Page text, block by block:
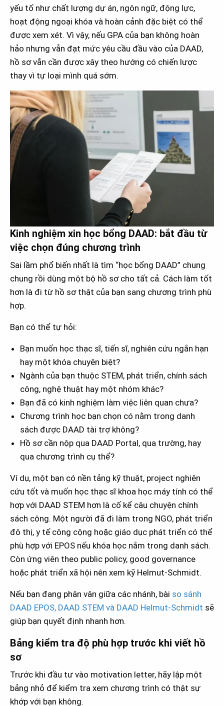
yếu tố như chất lượng dự án, ngôn ngữ, động lực,
hoạt động ngoại khóa và hoàn cảnh đặc biệt có thể
được xem xét. Vì vậy, nếu GPA của bạn không hoàn
hảo nhưng vẫn đạt mức yêu cầu đầu vào của DAAD,
hồ sơ vẫn cần được xây theo hướng có chiến lược
thay vì tự loại mình quá sớm.
Kinh nghiệm xin học bổng DAAD: bắt đầu từ
việc chọn đúng chương trình
Sai lầm phổ biến nhất là tìm “học bổng DAAD” chung
chung rồi dùng một bộ hồ sơ cho tất cả. Cách làm tốt
hơn là đi từ hồ sơ thật của bạn sang chương trình phù
hợp.
Bạn có thể tự hỏi:
Bạn muốn học thạc sĩ, tiến sĩ, nghiên cứu ngắn hạn
hay một khóa chuyên biệt?
Ngành của bạn thuộc STEM, phát triển, chính sách
công, nghệ thuật hay một nhóm khác?
Bạn đã có kinh nghiệm làm việc liên quan chưa?
Chương trình học bạn chọn có nằm trong danh
sách được DAAD tài trợ không?
Hồ sơ cần nộp qua DAAD Portal, qua trường, hay
qua chương trình cụ thể?
Ví dụ, một bạn có nền tảng kỹ thuật, project nghiên
cứu tốt và muốn học thạc sĩ khoa học máy tính có thể
hợp với DAAD STEM hơn là cố kể câu chuyện chính
sách công. Một người đã đi làm trong NGO, phát triển
đô thị, y tế công cộng hoặc giáo dục phát triển có thể
phù hợp với EPOS nếu khóa học nằm trong danh sách.
Còn ứng viên theo public policy, good governance
hoặc phát triển xã hội nên xem kỹ Helmut-Schmidt.
Nếu bạn đang phân vân giữa các nhánh, bài so sánh
DAAD EPOS, DAAD STEM và DAAD Helmut-Schmidt sẽ
giúp bạn quyết định nhanh hơn.
Bảng kiểm tra độ phù hợp trước khi viết hồ
sơ
Trước khi đầu tư vào motivation letter, hãy lập một
bảng nhỏ để kiểm tra xem chương trình có thật sự
khớp với bạn không.